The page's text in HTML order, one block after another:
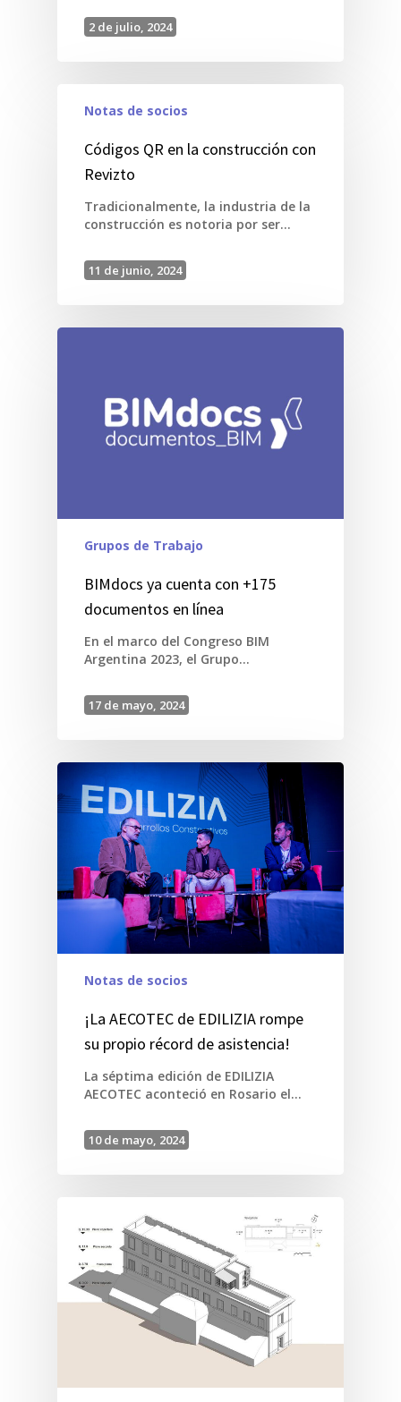
2 de julio, 2024
Notas de socios
Códigos QR en la construcción con
Revizto
Tradicionalmente, la industria de la
construcción es notoria por ser…
11 de junio, 2024
Grupos de Trabajo
BIMdocs ya cuenta con +175
documentos en línea
En el marco del Congreso BIM
Argentina 2023, el Grupo…
17 de mayo, 2024
Notas de socios
¡La AECOTEC de EDILIZIA rompe
su propio récord de asistencia!
La séptima edición de EDILIZIA
AECOTEC aconteció en Rosario el…
10 de mayo, 2024